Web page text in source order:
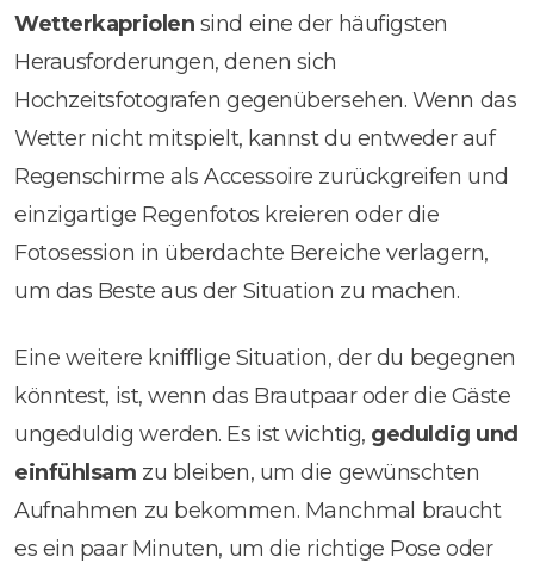
Wetterkapriolen sind eine der häufigsten
Herausforderungen, denen sich
Hochzeitsfotografen gegenübersehen. Wenn das
Wetter nicht mitspielt, kannst du entweder auf
Regenschirme als Accessoire zurückgreifen und
einzigartige Regenfotos kreieren oder die
Fotosession in überdachte Bereiche verlagern,
um das Beste aus der Situation zu machen.
Eine weitere knifflige Situation, der du begegnen
könntest, ist, wenn das Brautpaar oder die Gäste
ungeduldig werden. Es ist wichtig, geduldig und
einfühlsam zu bleiben, um die gewünschten
Aufnahmen zu bekommen. Manchmal braucht
es ein paar Minuten, um die richtige Pose oder